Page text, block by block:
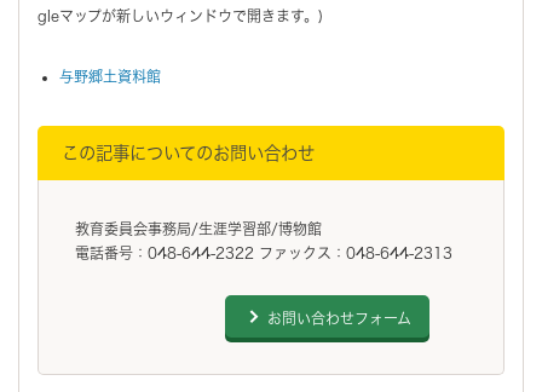
gleマップが新しいウィンドウで開きます。)
与野郷土資料館
この記事についてのお問い合わせ
教育委員会事務局/生涯学習部/博物館
電話番号：048-644-2322 ファックス：048-644-2313
お問い合わせフォーム